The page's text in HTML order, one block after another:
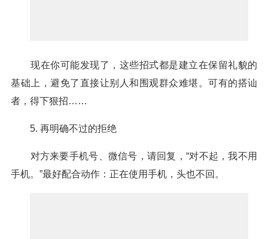
现在你可能发现了，这些招式都是建立在保留礼貌的
基础上，避免了直接让别人和围观群众难堪。可有的搭讪
者，得下狠招……
5. 再明确不过的拒绝
对方来要手机号、微信号，请回复，“对不起，我不用
手机。”最好配合动作：正在使用手机，头也不回。